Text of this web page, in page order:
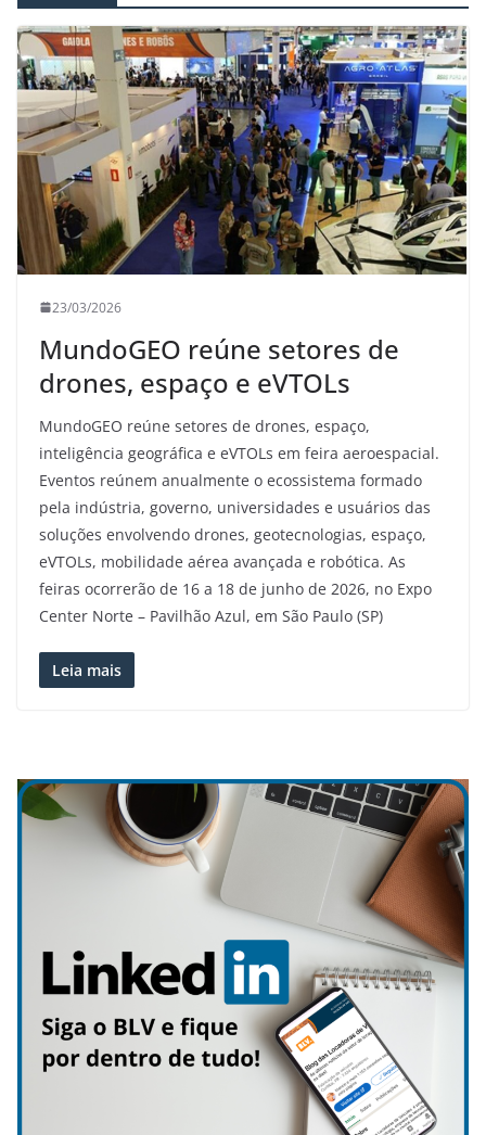
23/03/2026
MundoGEO reúne setores de
drones, espaço e eVTOLs
MundoGEO reúne setores de drones, espaço,
inteligência geográfica e eVTOLs em feira aeroespacial.
Eventos reúnem anualmente o ecossistema formado
pela indústria, governo, universidades e usuários das
soluções envolvendo drones, geotecnologias, espaço,
eVTOLs, mobilidade aérea avançada e robótica. As
feiras ocorrerão de 16 a 18 de junho de 2026, no Expo
Center Norte – Pavilhão Azul, em São Paulo (SP)
Leia mais